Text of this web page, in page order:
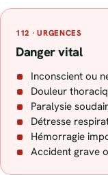
112 · URGENCES
Danger vital
Inconscient ou
Douleur
Paralysie
Détresse
Hémorragie
Accident grave